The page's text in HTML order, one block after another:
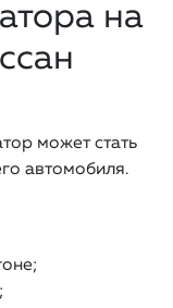
на
может стать
автомобиля.